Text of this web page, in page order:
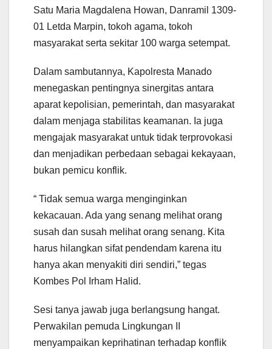
Satu Maria Magdalena Howan, Danramil 1309-
01 Letda Marpin, tokoh agama, tokoh
masyarakat serta sekitar 100 warga setempat.
Dalam sambutannya, Kapolresta Manado
menegaskan pentingnya sinergitas antara
aparat kepolisian, pemerintah, dan masyarakat
dalam menjaga stabilitas keamanan. Ia juga
mengajak masyarakat untuk tidak terprovokasi
dan menjadikan perbedaan sebagai kekayaan,
bukan pemicu konflik.
“ Tidak semua warga menginginkan
kekacauan. Ada yang senang melihat orang
susah dan susah melihat orang senang. Kita
harus hilangkan sifat pendendam karena itu
hanya akan menyakiti diri sendiri,” tegas
Kombes Pol Irham Halid.
Sesi tanya jawab juga berlangsung hangat.
Perwakilan pemuda Lingkungan II
menyampaikan keprihatinan terhadap konflik